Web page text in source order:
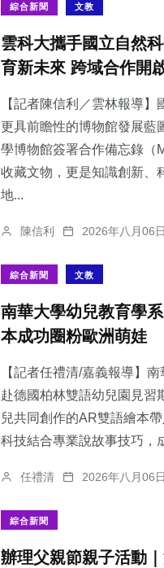
綜合新聞 文教
雲科大攜手國立自然
育新未來 跨域合作開
【記者陳信利／雲林報導
更具前瞻性的博物館發展藍
學博物館簽署合作備忘錄（
收藏文物，更是知識創新、
地...
陳信利 2026年八月06日
綜合新聞 文教
南華大學幼兒教育學
本成功圈粉歐洲萌娃
【記者任禮清/嘉義報導】
赴德國柏林雙語幼兒園見習
兒共同創作的AR雙語繪本
科技結合專業說故事技巧，
任禮清 2026年八月06日
綜合新聞
辦理父親節親子活動